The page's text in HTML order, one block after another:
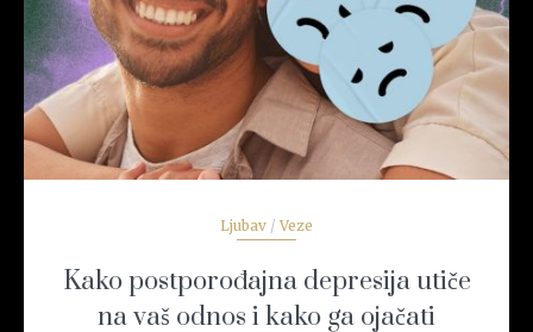
Ljubav / Veze
Kako postporođajna depresija utiče
na vaš odnos i kako ga ojačati